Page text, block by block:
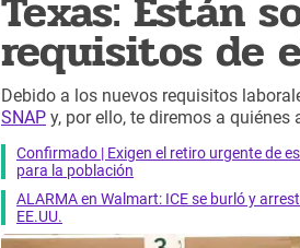
requisitos de
Debido a los nuevos requisitos
SNAP y, por ello, te diremos a
Confirmado | Exigen el retiro urgente de
para la población
ALARMA en Walmart: ICE se burló y
EE.UU.